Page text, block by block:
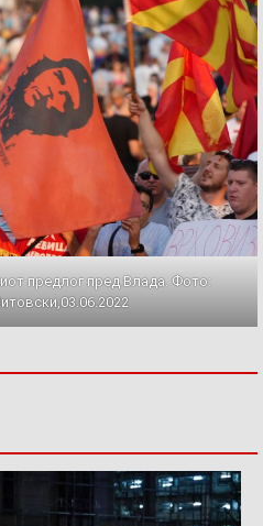
предлог пред Влада. Фото: